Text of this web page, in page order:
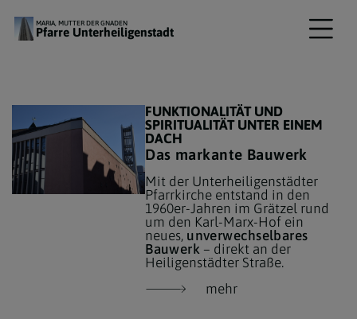
MARIA, MUTTER DER GNADEN
Pfarre Unterheiligenstadt
FUNKTIONALITÄT UND
SPIRITUALITÄT UNTER EINEM
DACH
Das markante Bauwerk
Mit der Unterheiligenstädter
Pfarrkirche entstand in den
1960er-Jahren im Grätzel rund
um den Karl-Marx-Hof ein
neues, unverwechselbares
Bauwerk – direkt an der
Heiligenstädter Straße.
mehr